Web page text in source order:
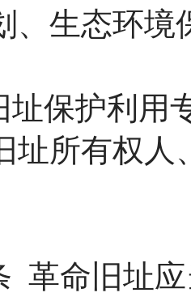
、生态环境
址保护利用
址所有权
革命旧址